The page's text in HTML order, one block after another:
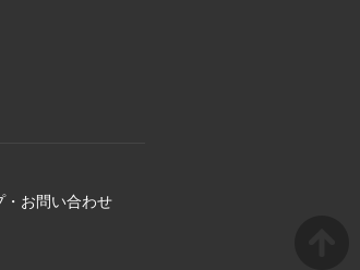
・お問い合わせ